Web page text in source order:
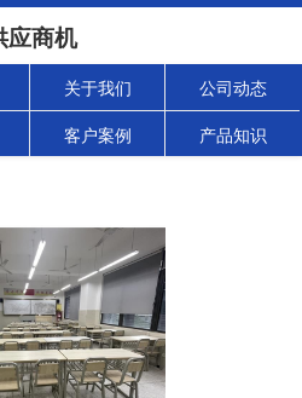
应商机
关于我们 公司动态
客户案例 产品知识